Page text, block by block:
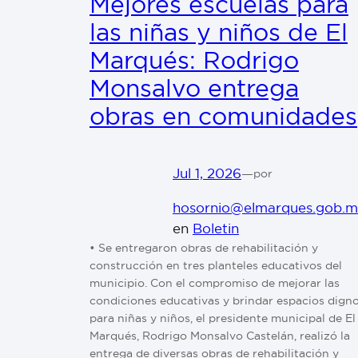
las niñas y niños de El
Marqués: Rodrigo
Monsalvo entrega
obras en comunidades
Jul 1, 2026—por
en Boletin
• Se entregaron obras de rehabilitación y
construcción en tres planteles educativos del
municipio. Con el compromiso de mejorar las
condiciones educativas y brindar espacios
para niñas y niños, el presidente municipal de El
Marqués, Rodrigo Monsalvo Castelán, realizó la
entrega de diversas obras de rehabilitación y